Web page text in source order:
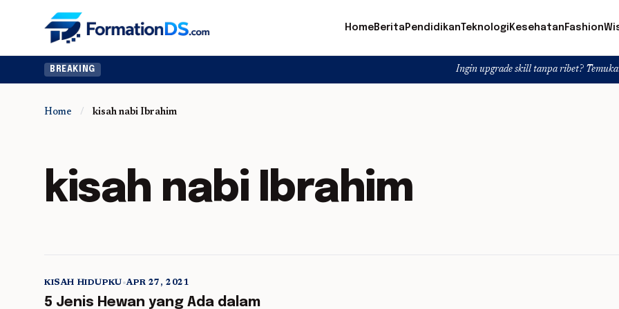
HomeBerita PendidikanTeknologi Kesehatan Fashion
BREAKING Ingin upgrade skill tanpa ribet? Temukan kelas
Home / kisah nabi Ibrahim
kisah nabi Ibrahim
KISAH HIDUPKU•APR 27, 2021
5 Jenis Hewan yang Ada dalam